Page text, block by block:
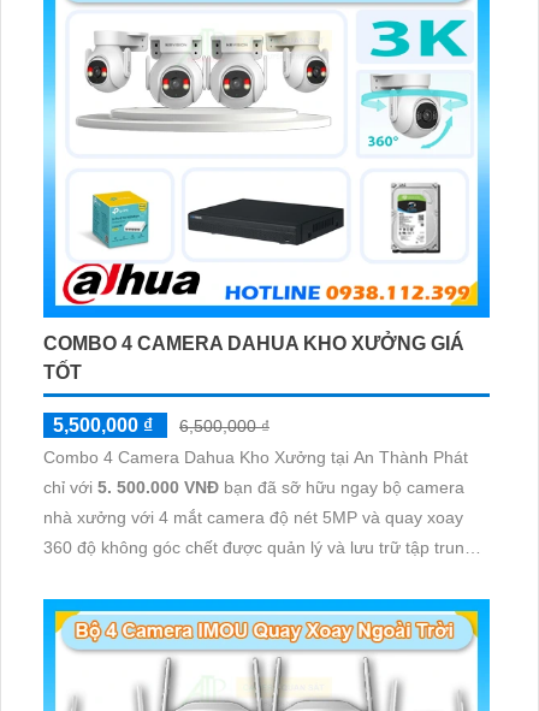
COMBO 4 CAMERA DAHUA KHO XƯỞNG GIÁ
TỐT
5,500,000 ₫
6,500,000 ₫
Combo 4 Camera Dahua Kho Xưởng tại An Thành Phát
chỉ với 5. 500.000 VNĐ bạn đã sỡ hữu ngay bộ camera
nhà xưởng với 4 mắt camera độ nét 5MP và quay xoay
360 độ không góc chết được quản lý và lưu trữ tập trung